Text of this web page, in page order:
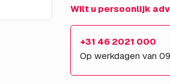
Wilt u persoonlijk
+31 46 2021 000
Op werkdagen van